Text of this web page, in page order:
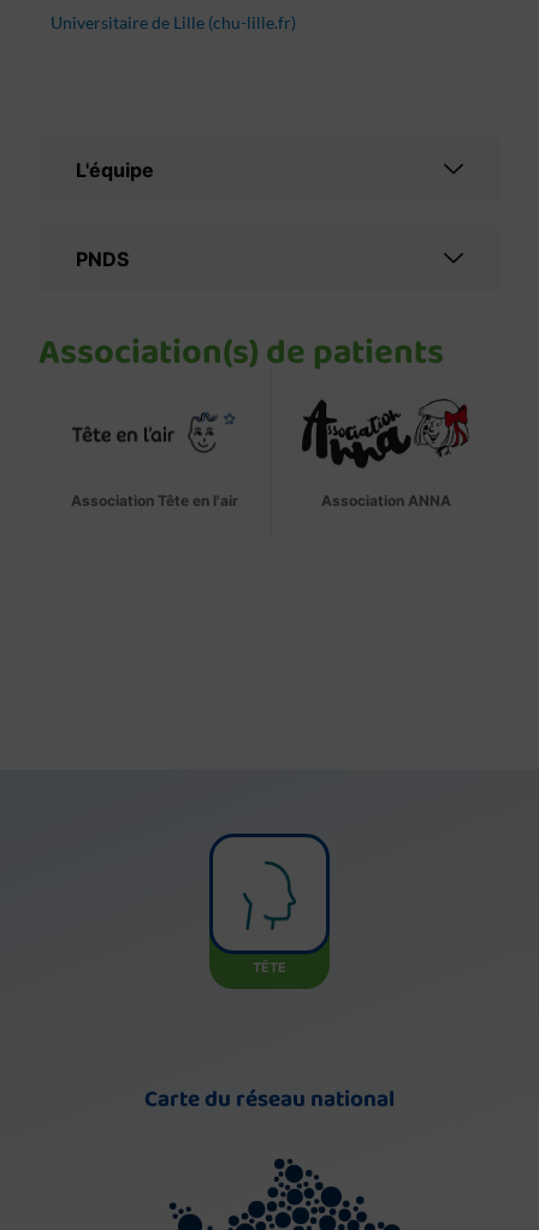
TÊTE
Carte du réseau national
Universitaire de Lille (chu-lille.fr)
L'équipe
PNDS
Association(s) de patients
Association Tête en l'air Association ANNA